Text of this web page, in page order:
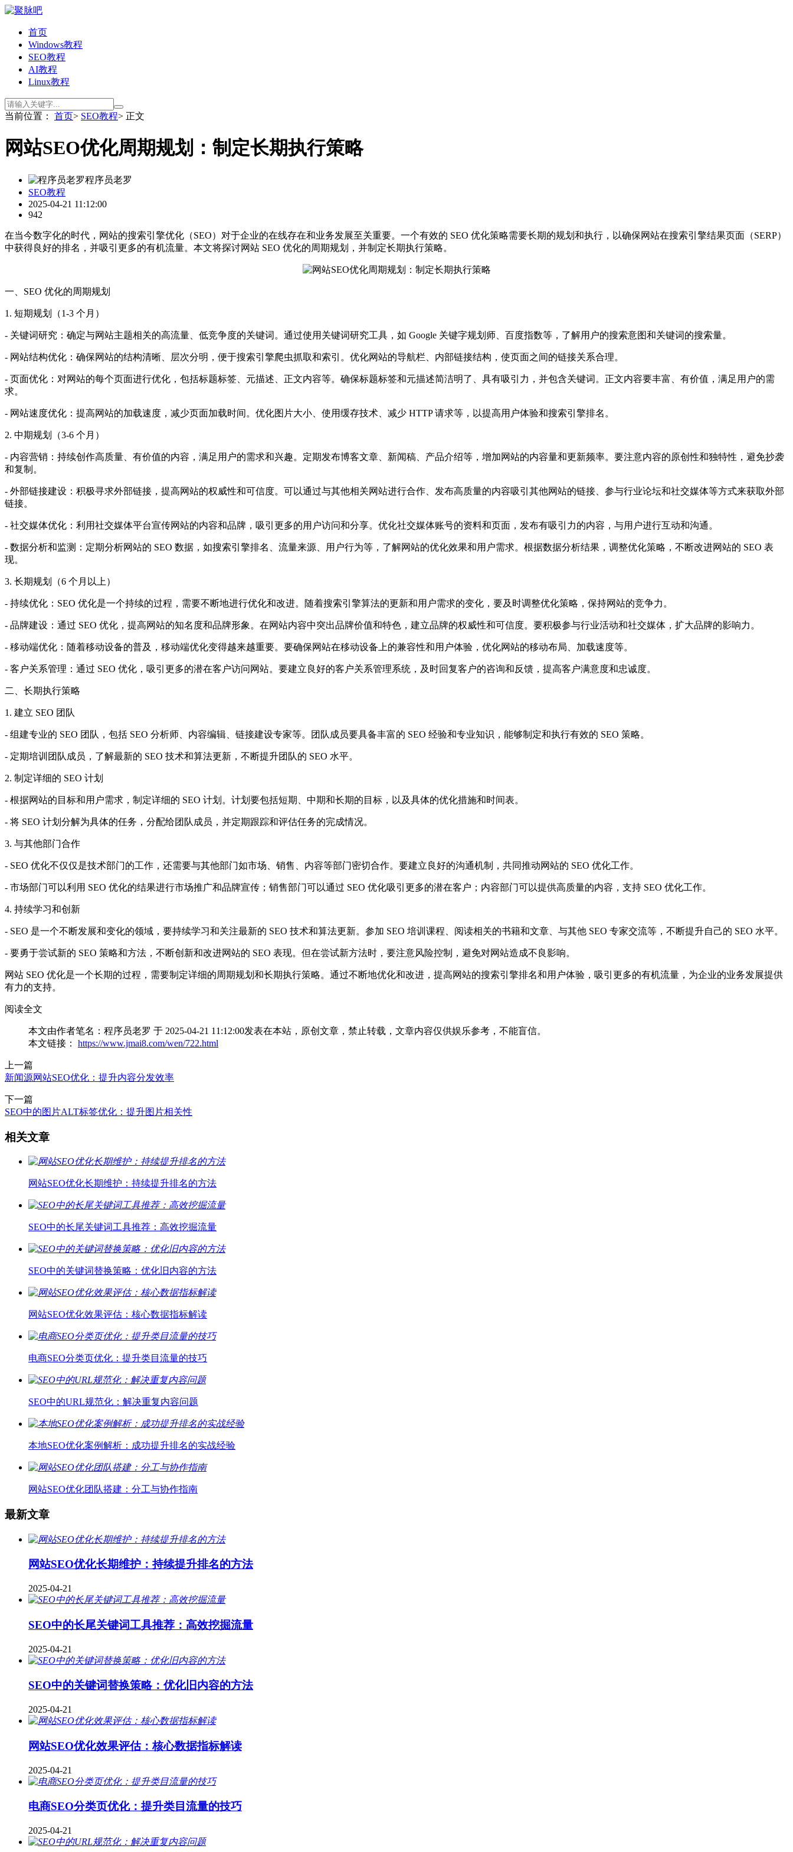
首页
Windows教程
SEO教程
AI教程
Linux教程
当前位置： 首页> SEO教程> 正文
网站SEO优化周期规划：制定长期执行策略
程序员老罗
SEO教程
2025-04-21 11:12:00
942
在当今数字化的时代，网站的搜索引擎优化（SEO）对于企业的在线存在和业务发展至关重要。一个有效的 SEO 优化策略需要长期的规划和执行，以确保网站在搜索引擎结果页面（SERP）
中获得良好的排名，并吸引更多的有机流量。本文将探讨网站 SEO 优化的周期规划，并制定长期执行策略。
一、SEO 优化的周期规划
1. 短期规划（1-3 个月）
- 关键词研究：确定与网站主题相关的高流量、低竞争度的关键词。通过使用关键词研究工具，如 Google 关键字规划师、百度指数等，了解用户的搜索意图和关键词的搜索量。
- 网站结构优化：确保网站的结构清晰、层次分明，便于搜索引擎爬虫抓取和索引。优化网站的导航栏、内部链接结构，使页面之间的链接关系合理。
- 页面优化：对网站的每个页面进行优化，包括标题标签、元描述、正文内容等。确保标题标签和元描述简洁明了、具有吸引力，并包含关键词。正文内容要丰富、有价值，满足用户的需
求。
- 网站速度优化：提高网站的加载速度，减少页面加载时间。优化图片大小、使用缓存技术、减少 HTTP 请求等，以提高用户体验和搜索引擎排名。
2. 中期规划（3-6 个月）
- 内容营销：持续创作高质量、有价值的内容，满足用户的需求和兴趣。定期发布博客文章、新闻稿、产品介绍等，增加网站的内容量和更新频率。要注意内容的原创性和独特性，避免抄袭
和复制。
- 外部链接建设：积极寻求外部链接，提高网站的权威性和可信度。可以通过与其他相关网站进行合作、发布高质量的内容吸引其他网站的链接、参与行业论坛和社交媒体等方式来获取外部
链接。
- 社交媒体优化：利用社交媒体平台宣传网站的内容和品牌，吸引更多的用户访问和分享。优化社交媒体账号的资料和页面，发布有吸引力的内容，与用户进行互动和沟通。
- 数据分析和监测：定期分析网站的 SEO 数据，如搜索引擎排名、流量来源、用户行为等，了解网站的优化效果和用户需求。根据数据分析结果，调整优化策略，不断改进网站的 SEO 表
现。
3. 长期规划（6 个月以上）
- 持续优化：SEO 优化是一个持续的过程，需要不断地进行优化和改进。随着搜索引擎算法的更新和用户需求的变化，要及时调整优化策略，保持网站的竞争力。
- 品牌建设：通过 SEO 优化，提高网站的知名度和品牌形象。在网站内容中突出品牌价值和特色，建立品牌的权威性和可信度。要积极参与行业活动和社交媒体，扩大品牌的影响力。
- 移动端优化：随着移动设备的普及，移动端优化变得越来越重要。要确保网站在移动设备上的兼容性和用户体验，优化网站的移动布局、加载速度等。
- 客户关系管理：通过 SEO 优化，吸引更多的潜在客户访问网站。要建立良好的客户关系管理系统，及时回复客户的咨询和反馈，提高客户满意度和忠诚度。
二、长期执行策略
1. 建立 SEO 团队
- 组建专业的 SEO 团队，包括 SEO 分析师、内容编辑、链接建设专家等。团队成员要具备丰富的 SEO 经验和专业知识，能够制定和执行有效的 SEO 策略。
- 定期培训团队成员，了解最新的 SEO 技术和算法更新，不断提升团队的 SEO 水平。
2. 制定详细的 SEO 计划
- 根据网站的目标和用户需求，制定详细的 SEO 计划。计划要包括短期、中期和长期的目标，以及具体的优化措施和时间表。
- 将 SEO 计划分解为具体的任务，分配给团队成员，并定期跟踪和评估任务的完成情况。
3. 与其他部门合作
- SEO 优化不仅仅是技术部门的工作，还需要与其他部门如市场、销售、内容等部门密切合作。要建立良好的沟通机制，共同推动网站的 SEO 优化工作。
- 市场部门可以利用 SEO 优化的结果进行市场推广和品牌宣传；销售部门可以通过 SEO 优化吸引更多的潜在客户；内容部门可以提供高质量的内容，支持 SEO 优化工作。
4. 持续学习和创新
- SEO 是一个不断发展和变化的领域，要持续学习和关注最新的 SEO 技术和算法更新。参加 SEO 培训课程、阅读相关的书籍和文章、与其他 SEO 专家交流等，不断提升自己的 SEO 水平。
- 要勇于尝试新的 SEO 策略和方法，不断创新和改进网站的 SEO 表现。但在尝试新方法时，要注意风险控制，避免对网站造成不良影响。
网站 SEO 优化是一个长期的过程，需要制定详细的周期规划和长期执行策略。通过不断地优化和改进，提高网站的搜索引擎排名和用户体验，吸引更多的有机流量，为企业的业务发展提供
有力的支持。
阅读全文
本文由作者笔名：程序员老罗 于 2025-04-21 11:12:00发表在本站，原创文章，禁止转载，文章内容仅供娱乐参考，不能盲信。
本文链接： https://www.jmai8.com/wen/722.html
上一篇
新闻源网站SEO优化：提升内容分发效率
下一篇
SEO中的图片ALT标签优化：提升图片相关性
相关文章
网站SEO优化长期维护：持续提升排名的方法
SEO中的长尾关键词工具推荐：高效挖掘流量
SEO中的关键词替换策略：优化旧内容的方法
网站SEO优化效果评估：核心数据指标解读
电商SEO分类页优化：提升类目流量的技巧
SEO中的URL规范化：解决重复内容问题
本地SEO优化案例解析：成功提升排名的实战经验
网站SEO优化团队搭建：分工与协作指南
最新文章
网站SEO优化长期维护：持续提升排名的方法
2025-04-21
SEO中的长尾关键词工具推荐：高效挖掘流量
2025-04-21
SEO中的关键词替换策略：优化旧内容的方法
2025-04-21
网站SEO优化效果评估：核心数据指标解读
2025-04-21
电商SEO分类页优化：提升类目流量的技巧
2025-04-21